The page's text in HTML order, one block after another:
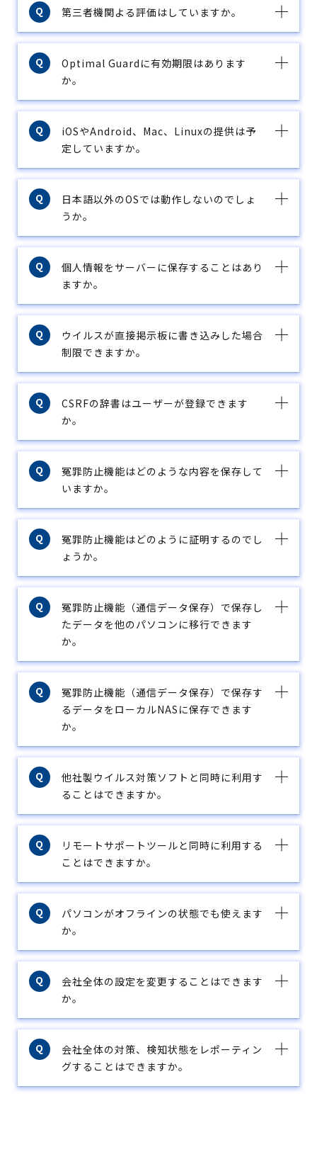
第三者機関よる評価はしていますか。
Optimal Guardに有効期限はあります
か。
iOSやAndroid、Mac、Linuxの提供は予
定していますか。
日本語以外のOSでは動作しないのでしょ
うか。
個人情報をサーバーに保存することはあり
ますか。
ウイルスが直接掲示板に書き込みした場合
制限できますか。
CSRFの辞書はユーザーが登録できます
か。
冤罪防止機能はどのような内容を保存して
いますか。
冤罪防止機能はどのように証明するのでし
ょうか。
冤罪防止機能（通信データ保存）で保存し
たデータを他のパソコンに移行できます
か。
冤罪防止機能（通信データ保存）で保存す
るデータをローカルNASに保存できます
か。
他社製ウイルス対策ソフトと同時に利用す
ることはできますか。
リモートサポートツールと同時に利用する
ことはできますか。
パソコンがオフラインの状態でも使えます
か。
会社全体の設定を変更することはできます
か。
会社全体の対策、検知状態をレポーティン
グすることはできますか。